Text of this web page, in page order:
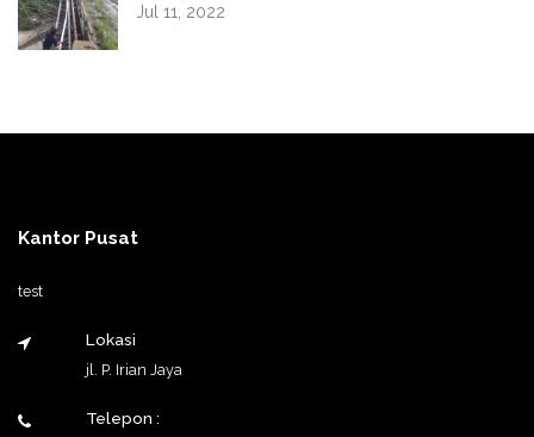
Jul 11, 2022
Kantor Pusat
test
Lokasi
jl. P. Irian Jaya
Telepon :